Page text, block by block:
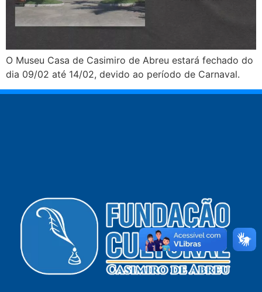
O Museu Casa de Casimiro de Abreu estará fechado do
dia 09/02 até 14/02, devido ao período de Carnaval.